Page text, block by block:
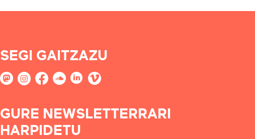
SEGI GAITZAZU
GURE NEWSLETTERRARI
HARPIDETU